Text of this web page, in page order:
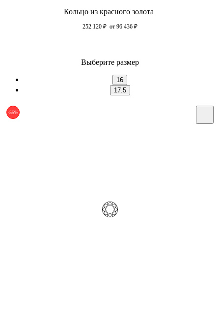
Кольцо из красного золота
252 120 ₽ от 96 436 ₽
Выберите размер
16
17.5
-55%